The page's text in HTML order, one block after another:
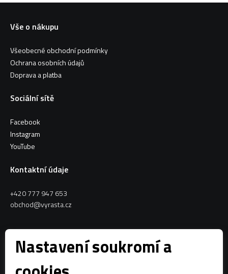
Vše o nákupu
Všeobecné obchodní podmínky
Ochrana osobních údajů
Doprava a platba
Sociální sítě
Facebook
Instagram
YouTube
Kontaktní údaje
+420 777 947 653
obchod@vyrasta.cz
Kontakty
VYRASTA team s.r.o.
Nastavení soukromí a